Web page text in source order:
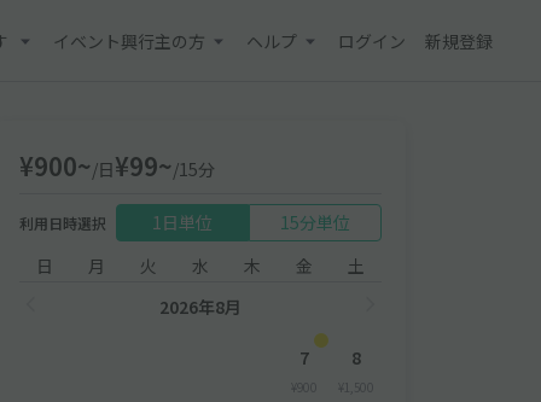
イベント興行主の方 ヘルプ ログイン 新規登録
¥900~/日¥99~/15分
利用日時選択 1日単位
15分単位
日
月 火 水 木 金
土
2026年8月
7
¥900
8
¥1,500